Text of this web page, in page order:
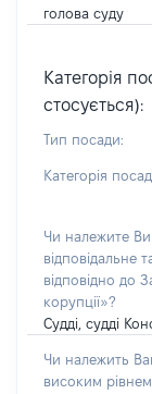
голова суду
Категорія
стосується):
Тип посади:
Категорія
Чи належите Ви
відповідальне
відповідно до
корупції»?
Судді, судді
Чи належить
високим рівнем